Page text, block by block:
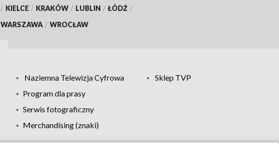
/ KIELCE / KRAKÓW / LUBLIN / ŁÓDŹ /
WARSZAWA / WROCŁAW
Naziemna Telewizja Cyfrowa
Sklep TVP
Program dla prasy
Serwis fotograficzny
Merchandising (znaki)